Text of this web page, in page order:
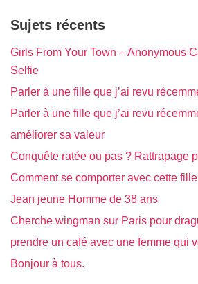
Sujets récents
Girls From Your Town – Anonymous
Selfie
Parler à une fille que j’ai revu
Parler à une fille que j’ai revu
améliorer sa valeur
Conquête ratée ou pas ? Rattrapage
Comment se comporter avec cette
Jean jeune Homme de 38 ans
Cherche wingman sur Paris pour
prendre un café avec une femme qui
Bonjour à tous.